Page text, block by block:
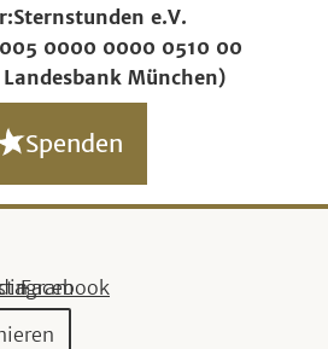
Sternstunden e.V.
0000 0000 0510 00
München)
Spenden
Facebook